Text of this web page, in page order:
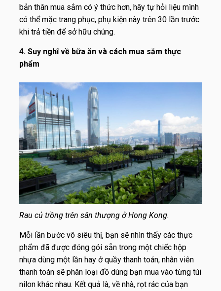
bản thân mua sắm có ý thức hơn, hãy tự hỏi liệu mình
có thể mặc trang phục, phụ kiện này trên 30 lần trước
khi trả tiền để sở hữu chúng.
4. Suy nghĩ về bữa ăn và cách mua sắm thực
phẩm
Rau củ trồng trên sân thượng ở Hong Kong.
Mỗi lần bước vô siêu thị, bạn sẽ nhìn thấy các thực
phẩm đã được đóng gói sẵn trong một chiếc hộp
nhựa dùng một lần hay ở quầy thanh toán, nhân viên
thanh toán sẽ phân loại đồ dùng bạn mua vào từng túi
nilon khác nhau. Kết quả là, về nhà, rọt rác của bạn